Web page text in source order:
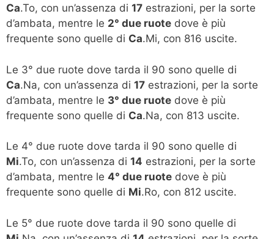
Ca.To, con un’assenza di 17 estrazioni, per la sorte
d’ambata, mentre le 2° due ruote dove è più
frequente sono quelle di Ca.Mi, con 816 uscite.
Le 3° due ruote dove tarda il 90 sono quelle di
Ca.Na, con un’assenza di 17 estrazioni, per la sorte
d’ambata, mentre le 3° due ruote dove è più
frequente sono quelle di Ca.Na, con 813 uscite.
Le 4° due ruote dove tarda il 90 sono quelle di
Mi.To, con un’assenza di 14 estrazioni, per la sorte
d’ambata, mentre le 4° due ruote dove è più
frequente sono quelle di Mi.Ro, con 812 uscite.
Le 5° due ruote dove tarda il 90 sono quelle di